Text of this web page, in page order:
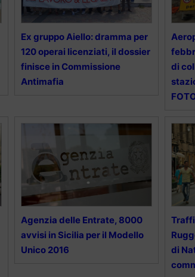
Ex gruppo Aiello: dramma per
120 operai licenziati, il dossier
finisce in Commissione
Antimafia
di
Agenzia delle Entrate, 8000
avvisi in Sicilia per il Modello
Unico 2016
di